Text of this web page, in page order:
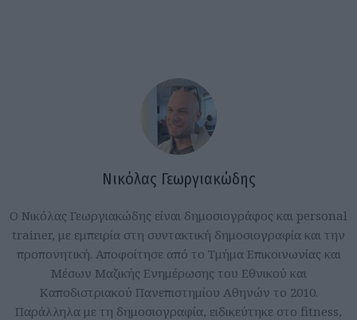
Νικόλας Γεωργιακώδης
Ο Νικόλας Γεωργιακώδης είναι δημοσιογράφος και personal
trainer, με εμπειρία στη συντακτική δημοσιογραφία και την
προπονητική. Αποφοίτησε από το Τμήμα Επικοινωνίας και
Μέσων Μαζικής Ενημέρωσης του Εθνικού και
Καποδιστριακού Πανεπιστημίου Αθηνών το 2010.
Παράλληλα με τη δημοσιογραφία, ειδικεύτηκε στο fitness,